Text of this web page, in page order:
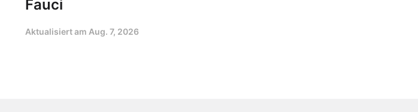
Fauci
Aktualisiert am Aug. 7, 2026